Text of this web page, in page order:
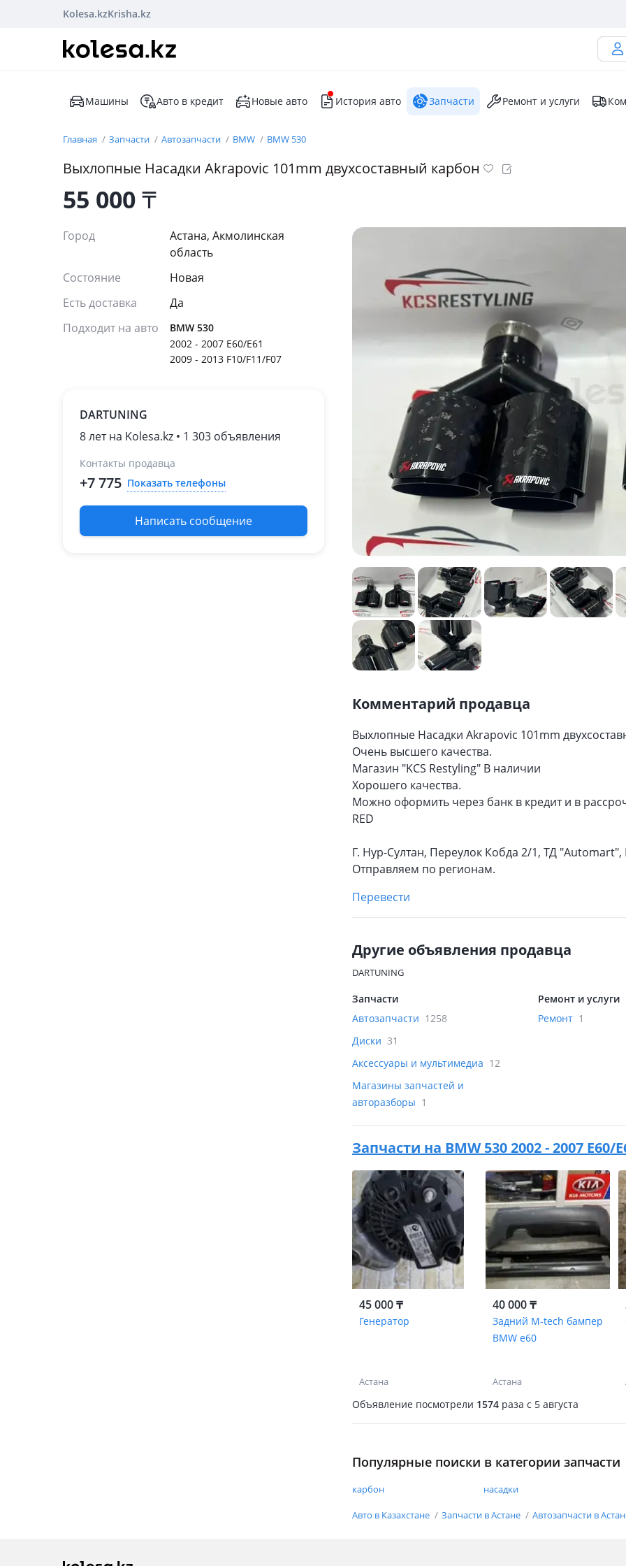
Kolesa.kzKrisha.kz
Машины Авто в кредит Новые авто История авто Запчасти Ремонт и услуги
Главная Запчасти Автозапчасти BMW BMW 530
Выхлопные Насадки Akrapovic 101mm двухсоставный карбон
55 000₸
Город
Астана, Акмолинская
область
Состояние
Новая
Есть доставка
Да
Подходит на авто
BMW 530
2002 - 2007 E60/E61
2009 - 2013 F10/F11/F07
DARTUNING
8 лет на Kolesa.kz • 1 303 объявления
Контакты продавца
+7 775 Показать телефоны
Написать сообщение
Комментарий продавца
Выхлопные Насадки Akrapovic 101mm
Очень высшего качества.
Магазин "KCS Restyling" В наличии
Хорошего качества.
Можно оформить через банк в кредит и в
RED
Г. Нур-Султан, Переулок Кобда 2/1, ТД "Automart",
Отправляем по регионам.
Перевести
Другие объявления продавца
DARTUNING
Запчасти
Автозапчасти 1258
Диски 31
Аксессуары и мультимедиа 12
Магазины запчастей и
авторазборы 1
Ремонт и услуги
Ремонт 1
Запчасти на BMW 530 2002 - 2007 E60/
45 000 ₸
Генератор
Астана
40 000 ₸
Задний M-tech бампер
BMW e60
Астана
Объявление посмотрели 1574 раза c 5 августа
Популярные поиски в категории запчасти
карбон насадки
Авто в Казахстане Запчасти в Астане Автозапчасти в